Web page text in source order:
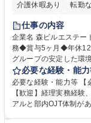
介護休暇あり
転勤
経験者歓迎
完全週休2日制
交通
仕事の内容
企業名 森ビルエステートサービス株式
務◆賞与5ヶ月◆年休120日◆残
グループの安定した環
をお任せします。 労務
度改定などのコア業務に
理、給与計算、社会保
き、社内規定の改定や
必要な経験・能
必要な経験・能力等 【
【歓迎】経理実務経験
アルと部内OJT体制が